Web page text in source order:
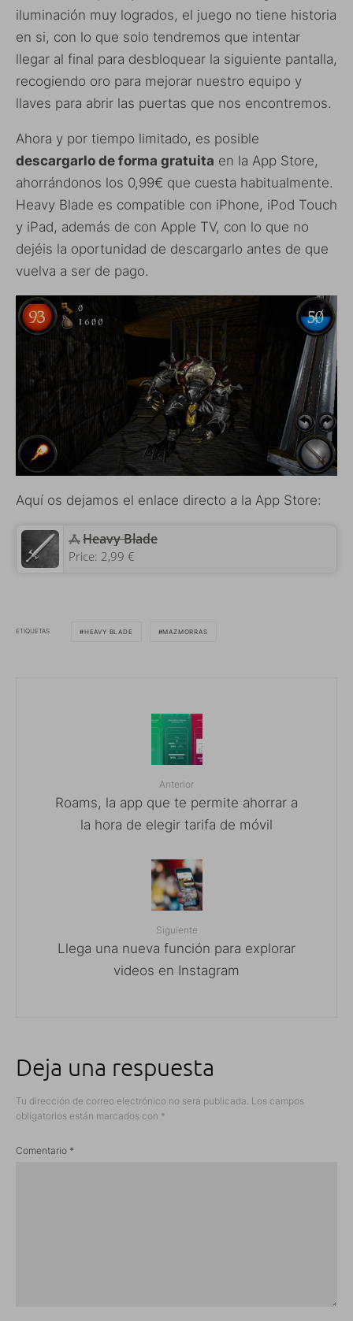
iluminación muy logrados, el juego no tiene historia
en si, con lo que solo tendremos que intentar
llegar al final para desbloquear la siguiente pantalla,
recogiendo oro para mejorar nuestro equipo y
llaves para abrir las puertas que nos encontremos.
Ahora y por tiempo limitado, es posible
descargarlo de forma gratuita en la App Store,
ahorrándonos los 0,99€ que cuesta habitualmente.
Heavy Blade es compatible con iPhone, iPod Touch
y iPad, además de con Apple TV, con lo que no
dejéis la oportunidad de descargarlo antes de que
vuelva a ser de pago.
Aquí os dejamos el enlace directo a la App Store:
‎Heavy Blade
Price: 2,99 €
ETIQUETAS HEAVY BLADE MAZMORRAS
Anterior
Roams, la app que te permite ahorrar a
la hora de elegir tarifa de móvil
Siguiente
Llega una nueva función para explorar
videos en Instagram
Deja una respuesta
Tu dirección de correo electrónico no será publicada. Los campos
obligatorios están marcados con *
Comentario *